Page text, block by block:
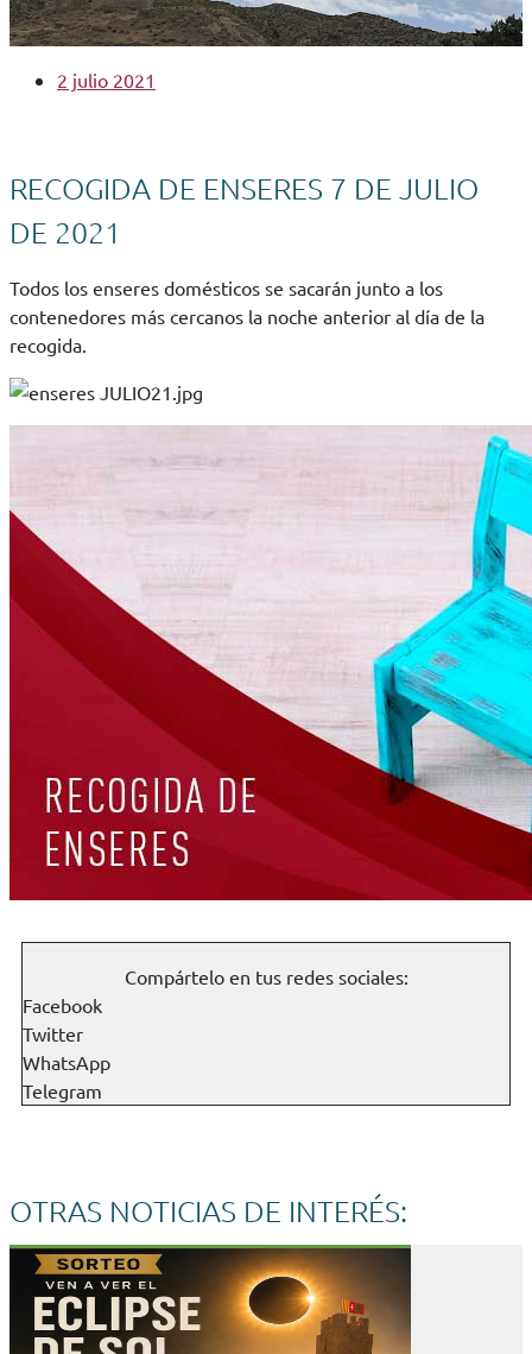
2 julio 2021
RECOGIDA DE ENSERES 7 DE JULIO
DE 2021
Todos los enseres domésticos se sacarán junto a los
contenedores más cercanos la noche anterior al día de la
recogida.
Compártelo en tus redes sociales:
Facebook
Twitter
WhatsApp
Telegram
OTRAS NOTICIAS DE INTERÉS: